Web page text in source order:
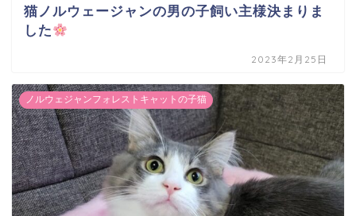
猫ノルウェージャンの男の子飼い主様決まりま
した
2023年2月25日
ノルウェジャンフォレストキャットの子猫